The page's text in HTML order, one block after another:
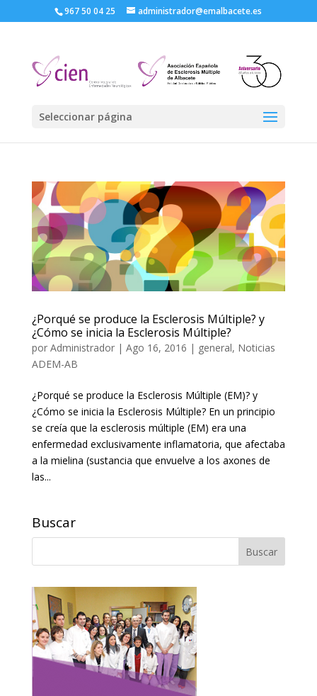
967 50 04 25 administrador@emalbacete.es
Seleccionar página
¿Porqué se produce la Esclerosis Múltiple? y
¿Cómo se inicia la Esclerosis Múltiple?
por Administrador| Ago 16, 2016 | general, Noticias
ADEM-AB
¿Porqué se produce la Esclerosis Múltiple (EM)? y
¿Cómo se inicia la Esclerosis Múltiple? En un principio
se creía que la esclerosis múltiple (EM) era una
enfermedad exclusivamente inflamatoria, que afectaba
a la mielina (sustancia que envuelve a los axones de
las...
Buscar